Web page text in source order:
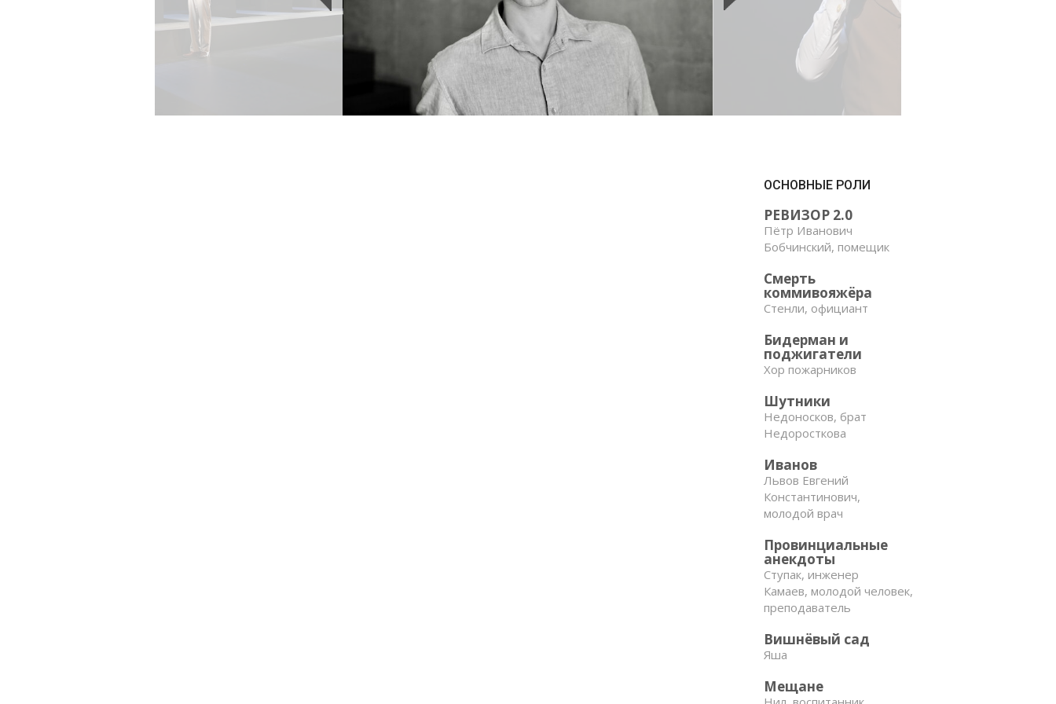
ОСНОВНЫЕ РОЛИ
РЕВИЗОР 2.0
Пётр Иванович
Бобчинский, помещик
Смерть
коммивояжёра
Стенли, официант
Бидерман и
поджигатели
Хор пожарников
Шутники
Недоносков, брат
Недоросткова
Иванов
Львов Евгений
Константинович,
молодой врач
Провинциальные
анекдоты
Ступак, инженер
Камаев, молодой человек,
преподаватель
Вишнёвый сад
Яша
Мещане